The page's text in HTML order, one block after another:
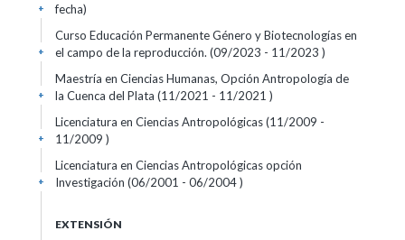
fecha)
+
Curso Educación Permanente Género y Biotecnologías en
el campo de la reproducción. (09/2023 - 11/2023 )
+
Maestría en Ciencias Humanas, Opción Antropología de
la Cuenca del Plata (11/2021 - 11/2021 )
+
Licenciatura en Ciencias Antropológicas (11/2009 -
11/2009 )
+
Licenciatura en Ciencias Antropológicas opción
Investigación (06/2001 - 06/2004 )
+
EXTENSIÓN